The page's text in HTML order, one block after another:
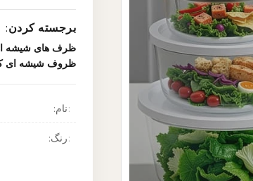
برجسته کردن:
ظرف های شیشه
ظروف شیشه ای
نام:
رنگ: